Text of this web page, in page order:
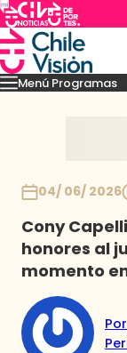
Menú Programas
04/ 06/ 2026
Cony
honores al
momento